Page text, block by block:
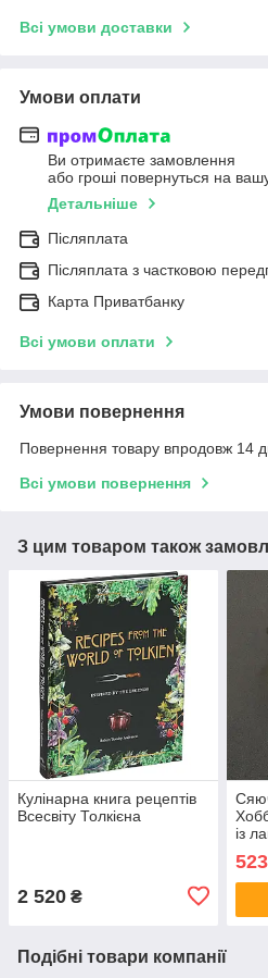
Всі умови доставки
Умови оплати
Ви отримаєте замовлення
або гроші повернуться на
Детальніше
Післяплата
Післяплата з частковою
Карта Приватбанку
Всі умови оплати
Умови повернення
Повернення товару впродовж 14
Всі умови повернення
З цим товаром також
Кулінарна книга рецептів
Всесвіту Толкієна
2 520 ₴
із
523
Подібні товари компанії